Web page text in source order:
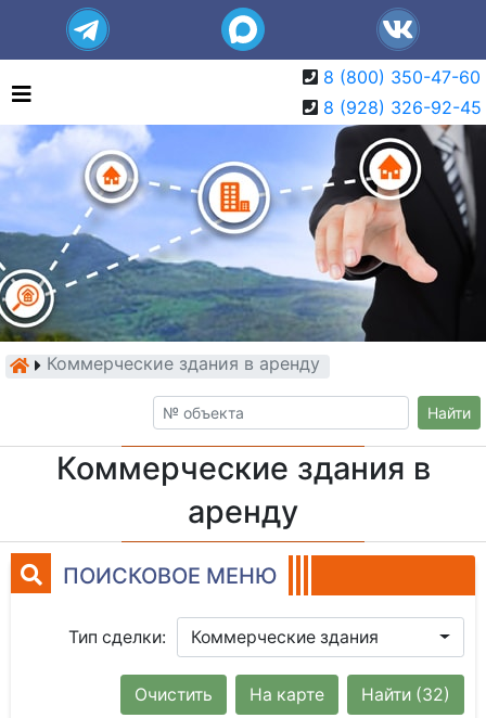
8 (800) 350-47-60
8 (928) 326-92-45
Коммерческие здания в аренду
Найти
Коммерческие здания в
аренду
ПОИСКОВОЕ МЕНЮ
Тип сделки: Коммерческие здания
Найти (32)
На карте
Очистить